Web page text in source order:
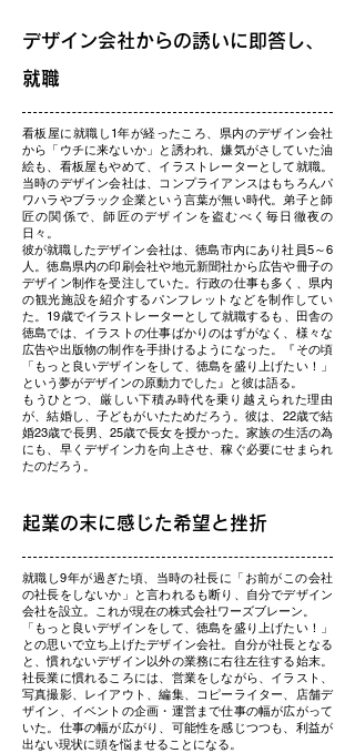
デザイン会社からの誘いに即答し、
就職
看板屋に就職し1年が経ったころ、県内のデザイン会社
から「ウチに来ないか」と誘われ、嫌気がさしていた油
絵も、看板屋もやめて、イラストレーターとして就職。
当時のデザイン会社は、コンプライアンスはもちろんパ
ワハラやブラック企業という言葉が無い時代。弟子と師
匠の関係で、師匠のデザインを盗むべく毎日徹夜の
日々。
彼が就職したデザイン会社は、徳島市内にあり社員5～6
人。徳島県内の印刷会社や地元新聞社から広告や冊子の
デザイン制作を受注していた。行政の仕事も多く、県内
の観光施設を紹介するパンフレットなどを制作してい
た。19歳でイラストレーターとして就職するも、田舎の
徳島では、イラストの仕事ばかりのはずがなく、様々な
広告や出版物の制作を手掛けるようになった。『その頃
「もっと良いデザインをして、徳島を盛り上げたい！」
という夢がデザインの原動力でした』と彼は語る。
もうひとつ、厳しい下積み時代を乗り越えられた理由
が、結婚し、子どもがいたためだろう。彼は、22歳で結
婚23歳で長男、25歳で長女を授かった。家族の生活の為
にも、早くデザイン力を向上させ、稼ぐ必要にせまられ
たのだろう。
起業の末に感じた希望と挫折
就職し9年が過ぎた頃、当時の社長に「お前がこの会社
の社長をしないか」と言われるも断り、自分でデザイン
会社を設立。これが現在の株式会社ワーズブレーン。
「もっと良いデザインをして、徳島を盛り上げたい！」
との思いで立ち上げたデザイン会社。自分が社長となる
と、慣れないデザイン以外の業務に右往左往する始末。
社長業に慣れるころには、営業をしながら、イラスト、
写真撮影、レイアウト、編集、コピーライター、店舗デ
ザイン、イベントの企画・運営まで仕事の幅が広がって
いた。仕事の幅が広がり、可能性を感じつつも、利益が
出ない現状に頭を悩ませることになる。